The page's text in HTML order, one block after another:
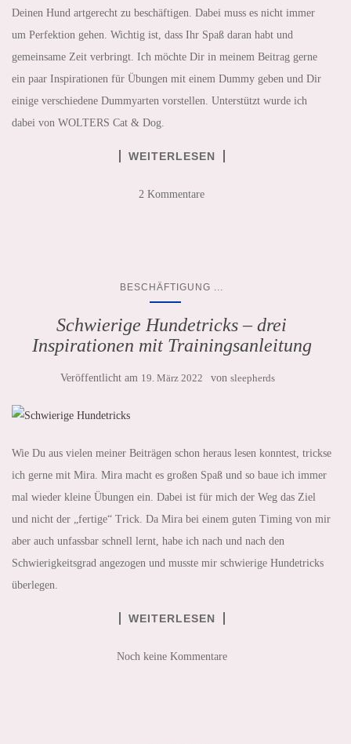
Deinen Hund artgerecht zu beschäftigen. Dabei muss es nicht immer
um Perfektion gehen. Wichtig ist, dass Ihr Spaß daran habt und
gemeinsame Zeit verbringt. Ich möchte Dir in meinem Beitrag gerne
ein paar Inspirationen für Übungen mit einem Dummy geben und Dir
einige verschiedene Dummyarten vorstellen. Unterstützt wurde ich
dabei von WOLTERS Cat & Dog.
WEITERLESEN
2 Kommentare
BESCHÄFTIGUNG
Schwierige Hundetricks – drei
Inspirationen mit Trainingsanleitung
Veröffentlicht am 19. März 2022 von sleepherds
Wie Du aus vielen meiner Beiträgen schon heraus lesen konntest, trickse
ich gerne mit Mira. Mira macht es großen Spaß und so baue ich immer
mal wieder kleine Übungen ein. Dabei ist für mich der Weg das Ziel
und nicht der „fertige“ Trick. Da Mira bei einem guten Timing von mir
aber auch unfassbar schnell lernt, habe ich nach und nach den
Schwierigkeitsgrad angezogen und musste mir schwierige Hundetricks
überlegen.
WEITERLESEN
Noch keine Kommentare